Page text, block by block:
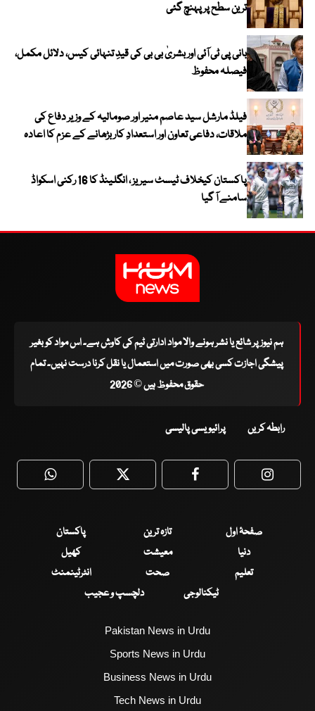
ترین سطح پر پہنچ گئی
بانی پی ٹی آئی اور بشریٰ بی بی کی قیدِ تنہائی کیس، دلائل مکمل،
فیصلہ محفوظ
فیلڈ مارشل سید عاصم منیر اور صومالیہ کے وزیر دفاع کی
ملاقات، دفاعی تعاون اور استعدادِ کار بڑھانے کے عزم کا اعادہ
پاکستان کیخلاف ٹیسٹ سیریز ، انگلینڈ کا 16 رکنی اسکواڈ
سامنے آ گیا
ہم نیوز پر شائع یا نشر ہونے والا مواد ادارتی ٹیم کی کاوش ہے۔ اس مواد کو بغیر
پیشگی اجازت کسی بھی صورت میں استعمال یا نقل کرنا درست نہیں۔ تمام
حقوق محفوظ ہیں © 2026
رابطہ کریں پرائیویسی پالیسی
WhatsApp Twitter Facebook
صفحۂ اول تازہ ترین
پاکستان
دنیا
معیشت
کھیل
تعلیم
صحت
انٹرٹینمنٹ
ٹیکنالوجی
دلچسپ و عجیب
Pakistan News in Urdu
Sports News in Urdu
Business News in Urdu
Tech News in Urdu